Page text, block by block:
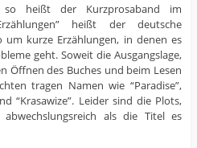
heißt der Kurzprosaband im
heißt der deutsche
um kurze Erzählungen, in denen es
geht. Soweit die Ausgangslage,
Öffnen des Buches und beim Lesen
tragen Namen wie “Paradise”,
“Krasawize”. Leider sind die Plots,
als die Titel es